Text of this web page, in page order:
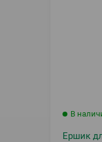
В
Ершик